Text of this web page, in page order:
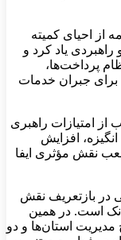
از احیای کمیته
یاد کرد و
پرداخت‌ها،
برای جبران خدمات
امتیازات راهبری
افزایش
نقش مؤثری ایفا
در بازتعریف نقش
است. در همین
استان‌ها و دو